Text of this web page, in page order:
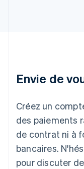
Envie de
Créez un
des paiements
de contrat ni à
bancaires.
pour discuter
English
Italie
Japon
日本語
Lettonie
English
Liechtenstein
DeutschEnglish